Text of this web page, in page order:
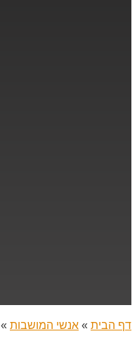
דף הבית » אנשי המושבות »